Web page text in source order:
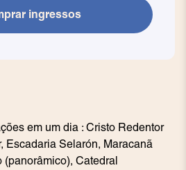
em um dia : Cristo Redentor
Escadaria Selarón, Maracanã
(panorâmico), Catedral
ingressos